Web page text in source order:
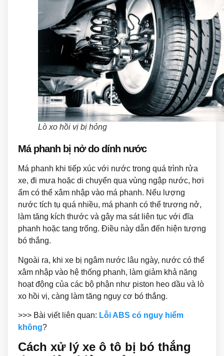
Lò xo hồi vị bị hỏng
Má phanh bị nở do dính nước
Má phanh khi tiếp xúc với nước trong quá trình rửa
xe, đi mưa hoặc di chuyển qua vùng ngập nước, hơi
ẩm có thể xâm nhập vào má phanh. Nếu lượng
nước tích tụ quá nhiều, má phanh có thể trương nở,
làm tăng kích thước và gây ma sát liên tục với đĩa
phanh hoặc tang trống. Điều này dẫn đến hiện tượng
bó thắng.
Ngoài ra, khi xe bị ngâm nước lâu ngày, nước có thể
xâm nhập vào hệ thống phanh, làm giảm khả năng
hoạt động của các bộ phận như piston heo dầu và lò
xo hồi vị, càng làm tăng nguy cơ bó thắng.
>>> Bài viết liên quan: Lỗi ABS có nguy hiểm
không?
Cách xử lý xe ô tô bị bó thắng